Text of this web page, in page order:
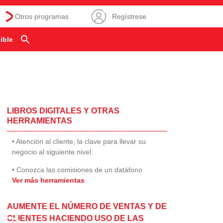
Otros programas Regístrese
LIBROS DIGITALES Y OTRAS
HERRAMIENTAS
• Atención al cliente, la clave para llevar su
negocio al siguiente nivel.
• Conozca las comisiones de un datáfono
Ver más herramientas
AUMENTE EL NÚMERO DE VENTAS Y DE
CLIENTES HACIENDO USO DE LAS